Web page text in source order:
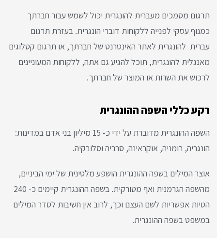
תרגום מסמכים מעברית להונגרית יכול לשמש עבור חברתך
כמנוף עסקי לפנייה ללקוחות דוברי הונגרית. בעזרת תרגום
עברית להונגרית לאתר האינטרנט של חברתך, או תרגום קטלוגים
מאנגלית להונגרית, תוכל להגיע גם אתה, ללקוחות המעוניינים
לרכוש את השרות או המוצר של חברתך.
רקע כללי השפה ההונגרית
השפה ההונגרית מדוברת על ידי כ- 15 מיליון בני אדם במדינות:
הונגריה, רומניה, אוקראינה, סרביה וסלובקיה.
אוצר המילים בשפה ההונגרית הושפע מלטינית של ימי הביניים,
מהשפה הגרמנית ואף מטורקית. בשפה ההונגרית קיימים כ- 240
הטיות אפשריות לשם העצם וכך, לרוב אין חשיבות לסדר המילים
במשפט בשפה ההונגרית.